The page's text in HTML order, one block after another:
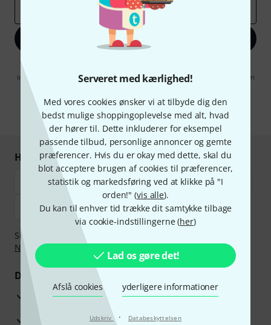
Serveret med kærlighed!
Med vores cookies ønsker vi at tilbyde dig den
bedst mulige shoppingoplevelse med alt, hvad
der hører til. Dette inkluderer for eksempel
passende tilbud, personlige annoncer og gemte
præferencer. Hvis du er okay med dette, skal du
blot acceptere brugen af cookies til præferencer,
statistik og markedsføring ved at klikke på "I
orden!" (vis alle).
Du kan til enhver tid trække dit samtykke tilbage
via cookie-indstillingerne (her)
Lad os gøre det!
Afslå cookies yderligere informationer
Udskriv · Databeskyttelsen
Tilmeld dig nu
indforstået med at modtage e-mail-reklame. Dette tilsagn kan når som
helst trækkes tilbage. Find yderligere informationer i vores
informationer om databeskyttelse
* Obligatorisk felt
Handl og betal sikkert
Sikker betaling med Bankoverførsel, PayPal,
Nu
Klarna betaling i ratereller Kreditkort.
Dine fordele
3 års Thomann Garanti
30 dages money back garanti